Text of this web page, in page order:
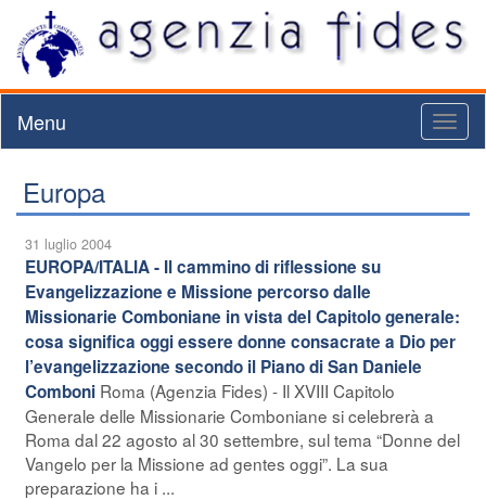
Menu
Europa
31 luglio 2004
EUROPA/ITALIA - Il cammino di riflessione su
Evangelizzazione e Missione percorso dalle
Missionarie Comboniane in vista del Capitolo generale:
cosa significa oggi essere donne consacrate a Dio per
l’evangelizzazione secondo il Piano di San Daniele
Comboni Roma (Agenzia Fides) - Il XVIII Capitolo
Generale delle Missionarie Comboniane si celebrerà a
Roma dal 22 agosto al 30 settembre, sul tema “Donne del
Vangelo per la Missione ad gentes oggi”. La sua
preparazione ha i ...